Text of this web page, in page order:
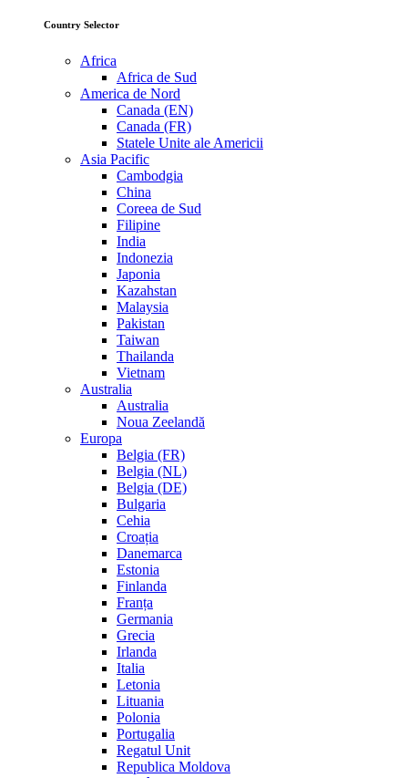
Country Selector
Africa
Africa de Sud
America de Nord
Canada (EN)
Canada (FR)
Statele Unite ale Americii
Asia Pacific
Cambodgia
China
Coreea de Sud
Filipine
India
Indonezia
Japonia
Kazahstan
Malaysia
Pakistan
Taiwan
Thailanda
Vietnam
Australia
Australia
Noua Zeelandă
Europa
Belgia (FR)
Belgia (NL)
Belgia (DE)
Bulgaria
Cehia
Croația
Danemarca
Estonia
Finlanda
Franța
Germania
Grecia
Irlanda
Italia
Letonia
Lituania
Polonia
Portugalia
Regatul Unit
Republica Moldova